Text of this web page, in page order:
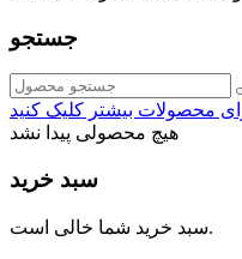
جستجو
هیچ محصولی پیدا نشد
سبد خرید
سبد خرید شما خالی است.